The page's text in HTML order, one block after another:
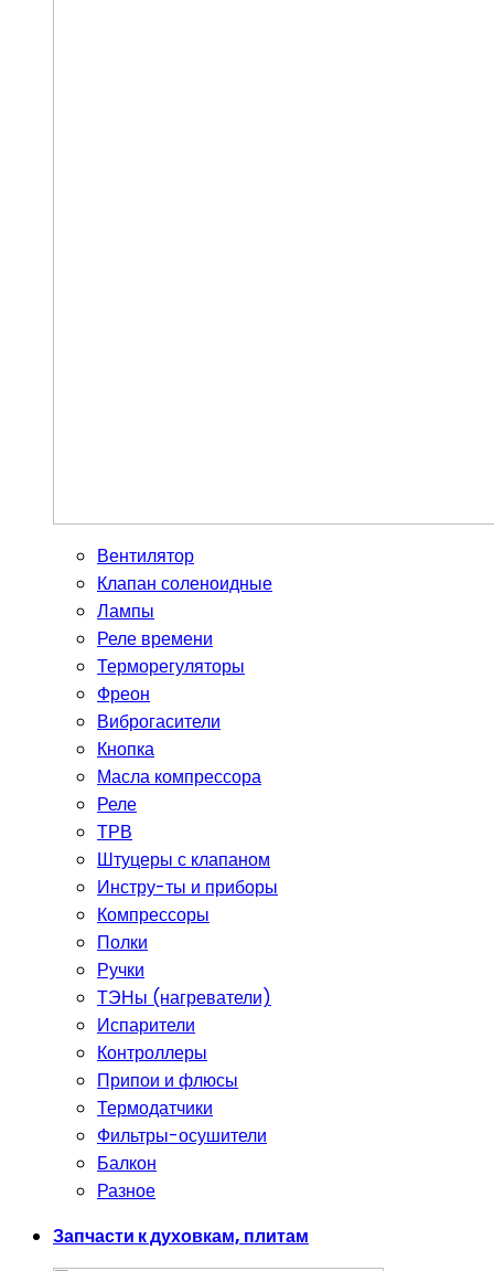
Вентилятор
Клапан соленоидные
Лампы
Реле времени
Терморегуляторы
Фреон
Виброгасители
Кнопка
Масла компрессора
Реле
ТРВ
Штуцеры с клапаном
Инстру-ты и приборы
Компрессоры
Полки
Ручки
ТЭНы (нагреватели)
Испарители
Контроллеры
Припои и флюсы
Термодатчики
Фильтры-осушители
Балкон
Разное
Запчасти к духовкам, плитам